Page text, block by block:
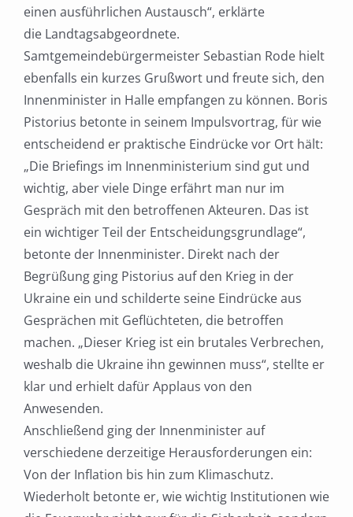
einen ausführlichen Austausch“, erklärte
die Landtagsabgeordnete.
Samtgemeindebürgermeister Sebastian Rode hielt
ebenfalls ein kurzes Grußwort und freute sich, den
Innenminister in Halle empfangen zu können. Boris
Pistorius betonte in seinem Impulsvortrag, für wie
entscheidend er praktische Eindrücke vor Ort hält:
„Die Briefings im Innenministerium sind gut und
wichtig, aber viele Dinge erfährt man nur im
Gespräch mit den betroffenen Akteuren. Das ist
ein wichtiger Teil der Entscheidungsgrundlage“,
betonte der Innenminister. Direkt nach der
Begrüßung ging Pistorius auf den Krieg in der
Ukraine ein und schilderte seine Eindrücke aus
Gesprächen mit Geflüchteten, die betroffen
machen. „Dieser Krieg ist ein brutales Verbrechen,
weshalb die Ukraine ihn gewinnen muss“, stellte er
klar und erhielt dafürApplaus von den
Anwesenden.
Anschließend ging der Innenminister auf
verschiedene derzeitige Herausforderungen ein:
Von der Inflation bis hin zum Klimaschutz.
Wiederholt betonte er, wie wichtig Institutionen wie